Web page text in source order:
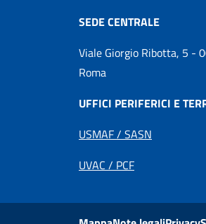
SEDE CENTRALE
Viale Giorgio Ribotta, 5 -
Roma
UFFICI PERIFERICI E
USMAF / SASN
UVAC / PCF